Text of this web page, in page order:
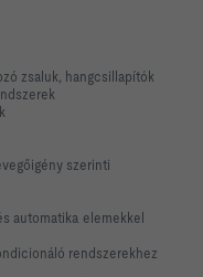
zsaluk, hangcsillapítók
szerinti
automatika elemekkel
rendszerekhez